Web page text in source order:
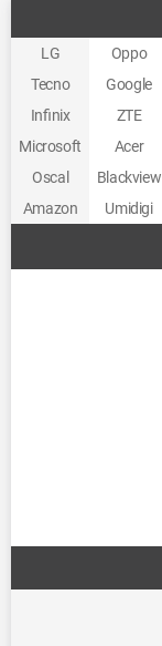
Oppo
LG
Google
Tecno
ZTE
Infinix
Acer
Microsoft
Blackview
Oscal
Umidigi
Amazon